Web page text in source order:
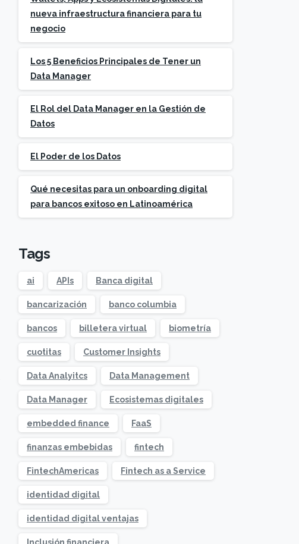
nueva infraestructura financiera para tu
negocio
Los 5 Beneficios Principales de Tener un
Data Manager
El Rol del Data Manager en la Gestión de
Datos
El Poder de los Datos
Qué necesitas para un onboarding digital
para bancos exitoso en Latinoamérica
Tags
ai APIs Banca digital
bancarización banco columbia
bancos billetera virtual biometría
cuotitas Customer Insights
Data Analyitcs Data Management
Data Manager Ecosistemas digitales
embedded finance FaaS
finanzas embebidas fintech
FintechAmericas Fintech as a Service
identidad digital
identidad digital ventajas